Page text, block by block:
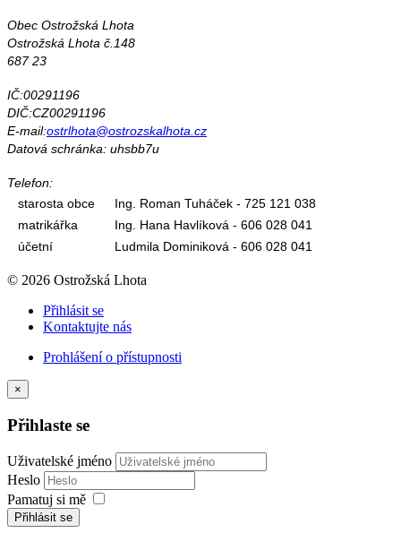
Obec Ostrožská Lhota
Ostrožská Lhota č.148
687 23
IČ:00291196
DIČ:CZ00291196
E-mail:ostrlhota@ostrozskalhota.cz
Datová schránka: uhsbb7u
Telefon:
starosta obce
Ing. Roman Tuháček - 725 121 038
matrikářka
Ing. Hana Havlíková - 606 028 041
účetní
Ludmila Dominiková - 606 028 041
© 2026 Ostrožská Lhota
Přihlásit se
Kontaktujte nás
Prohlášení o přístupnosti
×
Přihlaste se
Uživatelské jméno
Heslo
Pamatuj si mě
Přihlásit se